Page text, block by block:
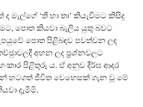
ද මැල්ගේ ‘තී හා තා’ කියැවීමට කිසිදු
පොත කියවා බැලිය යුතු බවට
පොත පිළිබඳව පවත්වන ලද
අහන ලද ප‍්‍රශ්නවලට
පිළිතුරු ය. ඒ අනුව දීර්ඝ ආදර
හටගත් ජීවිත වෙහෙසක් ගැන වූ මේ
දැමීමි.